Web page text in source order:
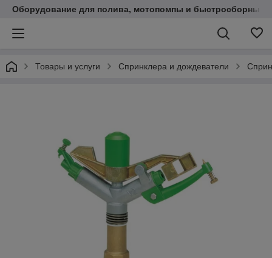
Оборудование для полива, мотопомпы и быстросборные
Товары и услуги Cпринклера и дождеватели